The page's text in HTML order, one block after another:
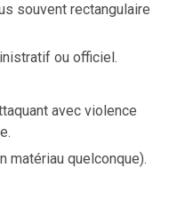
souvent rectangulaire
ou officiel.
avec violence
matériau quelconque).